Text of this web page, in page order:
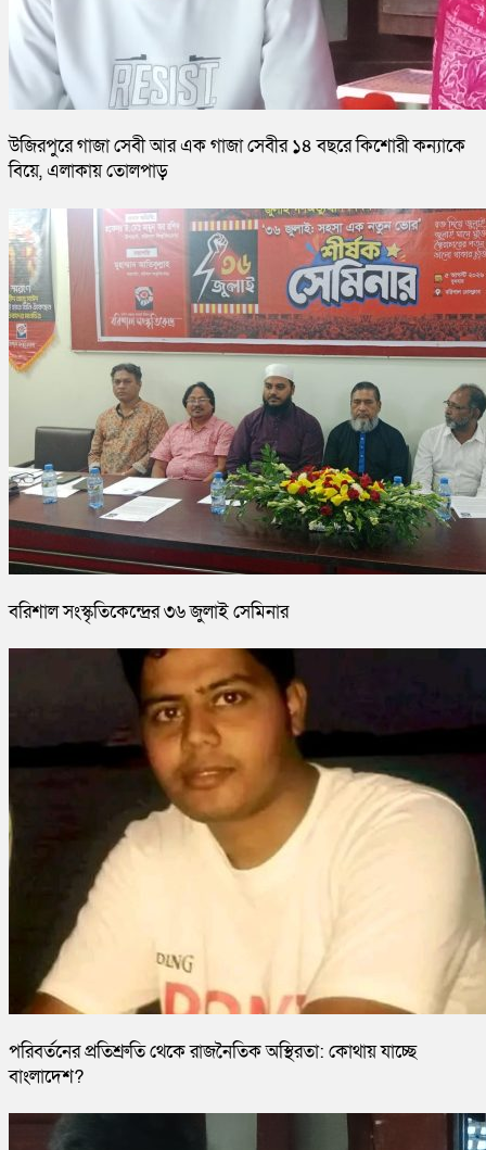
উজিরপুরে গাজা সেবী আর এক গাজা সেবীর ১৪ বছরে কিশোরী কন্যাকে
বিয়ে, এলাকায় তোলপাড়
বরিশাল সংস্কৃতিকেন্দ্রের ৩৬ জুলাই সেমিনার
পরিবর্তনের প্রতিশ্রুতি থেকে রাজনৈতিক অস্থিরতা: কোথায় যাচ্ছে
বাংলাদেশ?